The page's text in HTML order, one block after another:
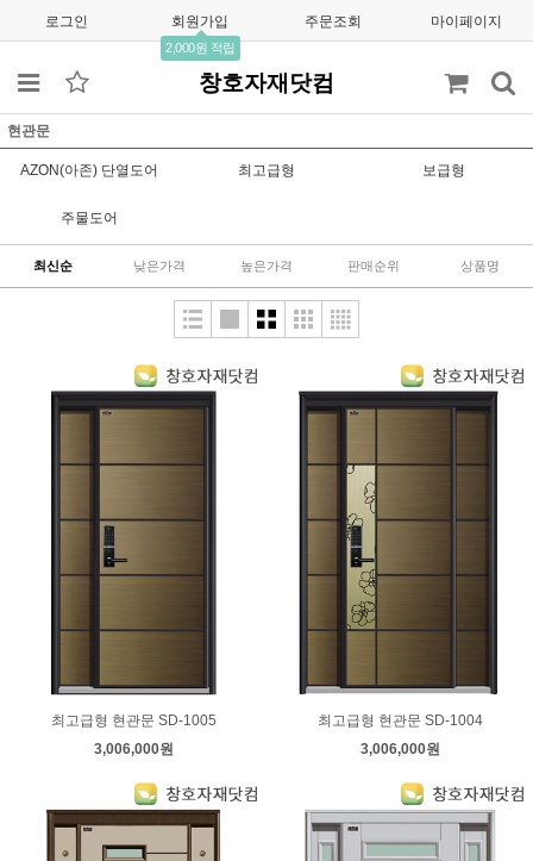
로그인 회원가입
2,000원 적립
주문조회 마이페이지
창호자재닷컴
현관문
AZON(아존) 단열도어 최고급형 보급형
주물도어
최신순 낮은가격 높은가격 판매순위 상품명
최고급형 현관문 SD-1005
3,006,000원
최고급형 현관문 SD-1004
3,006,000원